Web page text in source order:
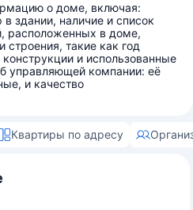
о доме, включая:
здании, наличие и список
расположенных в доме,
строения, такие как год
и использованные
управляющей компании: её
и качество
Квартиры по адресу